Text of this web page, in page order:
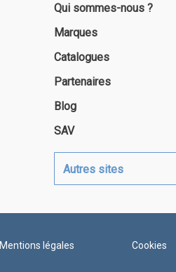
Qui sommes-nous ?
Marques
Catalogues
Partenaires
Blog
SAV
Autres sites
Mentions légales Cookies